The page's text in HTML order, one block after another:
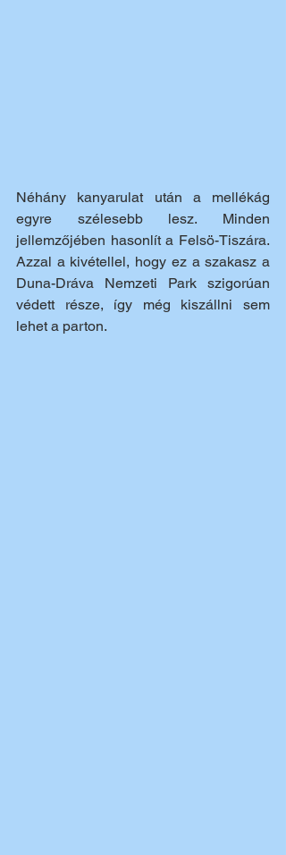
Néhány kanyarulat után a mellékág
egyre szélesebb lesz. Minden
jellemzőjében hasonlít a Felsö-Tiszára.
Azzal a kivétellel, hogy ez a szakasz a
Duna-Dráva Nemzeti Park szigorúan
védett része, így még kiszállni sem
lehet a parton.